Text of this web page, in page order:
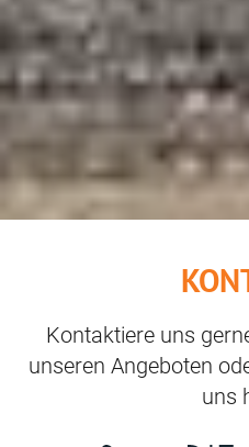
Kontaktiere uns
unseren Angeboten
uns